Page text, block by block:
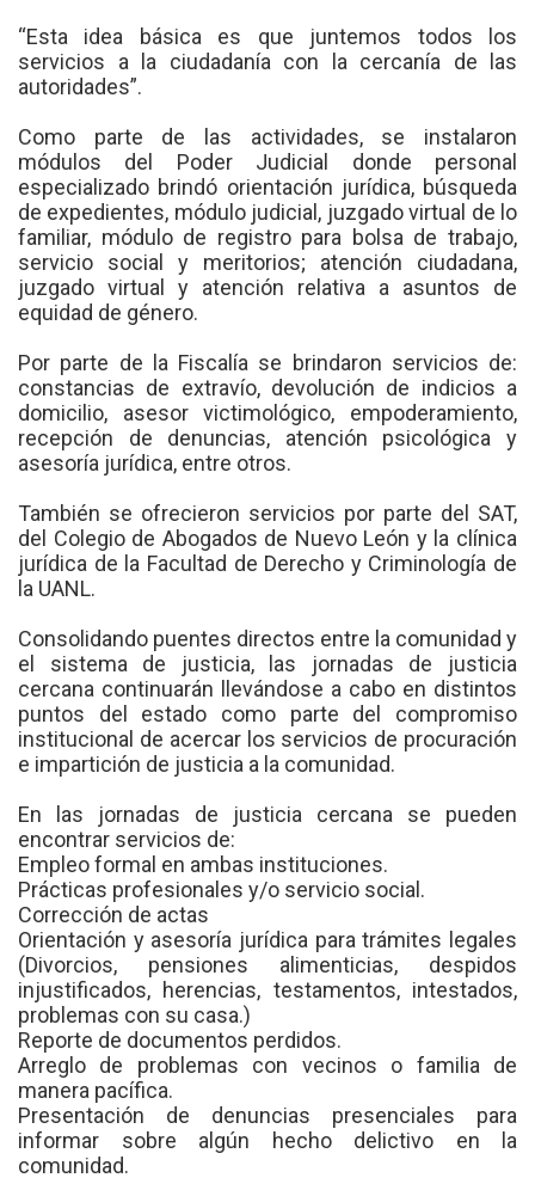
“Esta idea básica es que juntemos todos los
servicios a la ciudadanía con la cercanía de las
autoridades”.
Como parte de las actividades, se instalaron
módulos del Poder Judicial donde personal
especializado brindó orientación jurídica, búsqueda
de expedientes, módulo judicial, juzgado virtual de lo
familiar, módulo de registro para bolsa de trabajo,
servicio social y meritorios; atención ciudadana,
juzgado virtual y atención relativa a asuntos de
equidad de género.
Por parte de la Fiscalía se brindaron servicios de:
constancias de extravío, devolución de indicios a
domicilio, asesor victimológico, empoderamiento,
recepción de denuncias, atención psicológica y
asesoría jurídica, entre otros.
También se ofrecieron servicios por parte del SAT,
del Colegio de Abogados de Nuevo León y la clínica
jurídica de la Facultad de Derecho y Criminología de
la UANL.
Consolidando puentes directos entre la comunidad y
el sistema de justicia, las jornadas de justicia
cercana continuarán llevándose a cabo en distintos
puntos del estado como parte del compromiso
institucional de acercar los servicios de procuración
e impartición de justicia a la comunidad.
En las jornadas de justicia cercana se pueden
encontrar servicios de:
Empleo formal en ambas instituciones.
Prácticas profesionales y/o servicio social.
Corrección de actas
Orientación y asesoría jurídica para trámites legales
(Divorcios, pensiones alimenticias, despidos
injustificados, herencias, testamentos, intestados,
problemas con su casa.)
Reporte de documentos perdidos.
Arreglo de problemas con vecinos o familia de
manera pacífica.
Presentación de denuncias presenciales para
informar sobre algún hecho delictivo en la
comunidad.